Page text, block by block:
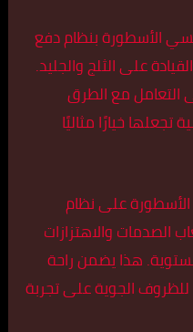
الأسطورة بنظام دفع
على الثلج والجليد.
التعامل مع الطرق
تجعلها خيارًا مثاليًا
على نظام
الصدمات والاهتزازات
هذا يضمن راحة
للظروف الجوية على تجربة